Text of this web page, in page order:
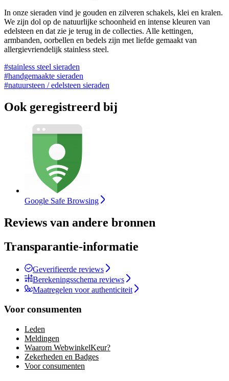
In onze sieraden vind je gouden en zilveren schakels, klei en kralen.
We zijn dol op de natuurlijke schoonheid en intense kleuren van
edelsteen en dat zie je terug in de collecties. Alle kettingen,
armbanden, oorbellen en bedels zijn met liefde gemaakt van
allergievriendelijk stainless steel.
#stainless steel sieraden
#handgemaakte sieraden
#natuursteen / edelsteen sieraden
Ook geregistreerd bij
Google Safe Browsing
Reviews van andere bronnen
Transparantie-informatie
Geverifieerde reviews
Berekeningsschema reviews
Maatregelen voor authenticiteit
Voor consumenten
Leden
Meldingen
Waarom WebwinkelKeur?
Zekerheden en Badges
Voor consumenten